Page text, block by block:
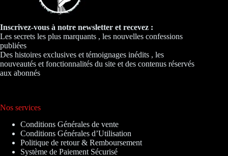
Inscrivez-vous à notre newsletter et recevez :
Les secrets les plus marquants , les nouvelles confessions
publiées
Des histoires exclusives et témoignages inédits , les
nouveautés et fonctionnalités du site et des contenus réservés
aux abonnés
Nos services
Conditions Générales de vente
Conditions Générales d’Utilisation
Politique de retour & Remboursement
Système de Paiement Sécurisé